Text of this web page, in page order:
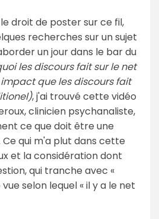
droit de poster sur ce fil,
recherches sur un sujet
un jour dans le bar du
les discours fait sur le net
que les discours fait
, j'ai trouvé cette vidéo
clinicien psychanaliste,
ce que doit être une
qui m'a plut dans cette
et la considération dont
qui tranche avec «
selon lequel « il y a le net